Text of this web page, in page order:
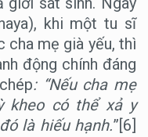
khi một tu sĩ
cha mẹ già yếu, thì
động chính đáng
: “Nếu cha mẹ
kheo có thể xả y
là hiếu hạnh.”[6]